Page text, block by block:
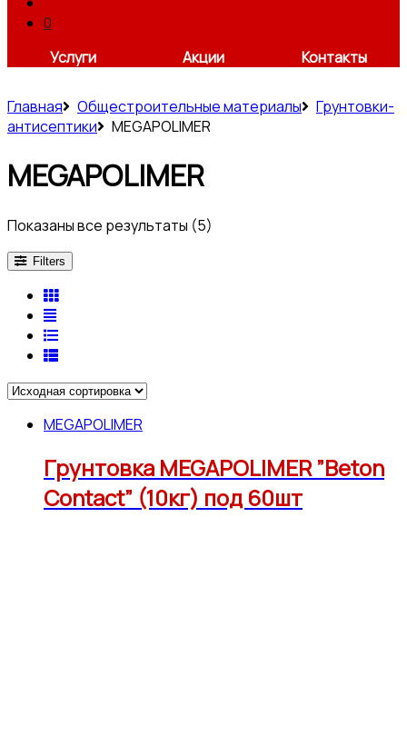
0
Услуги
Акции Контакты
Главная Общестроительные материалы
Грунтовки-
антисептики
MEGAPOLIMER
MEGAPOLIMER
Показаны все результаты (5)
Filters
MEGAPOLIMER
Грунтовка MEGAPOLIMER ”Beton
Contact” (10кг) под 60шт